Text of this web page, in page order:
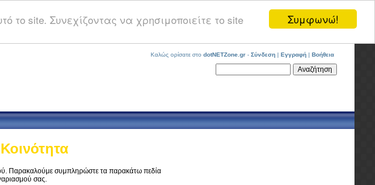
Συμφωνώ!
το site. Συνεχίζοντας να χρησιμοποιείτε το site
Καλώς ορίσατε στο dotNETZone.gr - Σύνδεση | Εγγραφή | Βοήθεια
Παρακαλούμε συμπληρώστε τα παρακάτω πεδία
σας.